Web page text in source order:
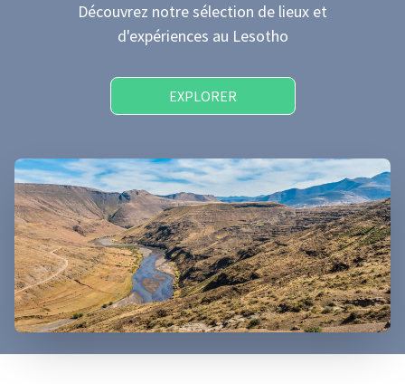
Découvrez notre sélection de lieux et
d'expériences au Lesotho
EXPLORER